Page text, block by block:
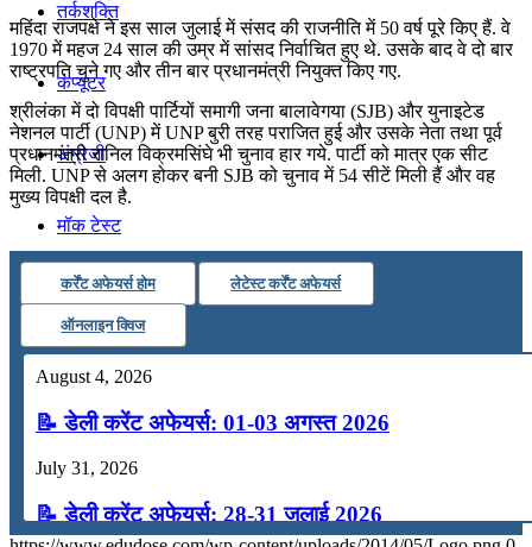
तर्कशक्ति
कंप्यूटर
अंग्रेजी
मॉक टेस्ट
टुडेज जीके
Menu Menu
महिंदा राजपक्षे ने इस साल जुलाई में संसद की राजनीति में 50 वर्ष पूरे किए हैं. वे
1970 में महज 24 साल की उम्र में सांसद निर्वाचित हुए थे. उसके बाद वे दो बार
राष्ट्रपति चुने गए और तीन बार प्रधानमंत्री नियुक्त किए गए.
श्रीलंका में दो विपक्षी पार्टियों समागी जना बालावेगया (SJB) और युनाइटेड
नेशनल पार्टी (UNP) में UNP बुरी तरह पराजित हुई और उसके नेता तथा पूर्व
प्रधानमंत्री रानिल विक्रमसिंघे भी चुनाव हार गये. पार्टी को मात्र एक सीट
मिली. UNP से अलग होकर बनी SJB को चुनाव में 54 सीटें मिली हैं और वह
मुख्‍य विपक्षी दल है.
कर्रेंट अफेयर्स होम लेटेस्ट कर्रेंट अफेयर्स
ऑनलाइन क्विज
August 4, 2026
📝 डेली करेंट अफेयर्स: 01-03 अगस्त 2026
July 31, 2026
📝 डेली करेंट अफेयर्स: 28-31 जुलाई 2026